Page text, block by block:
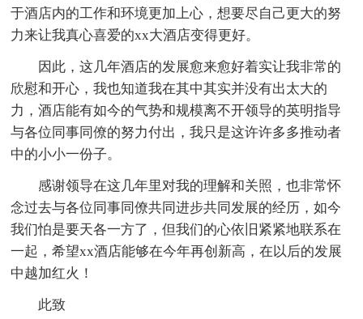
于酒店内的工作和环境更加上心，想要尽自己更大的努
力来让我真心喜爱的xx大酒店变得更好。
因此，这几年酒店的发展愈来愈好着实让我非常的
欣慰和开心，我也知道我在其中其实并没有出太大的
力，酒店能有如今的气势和规模离不开领导的英明指导
与各位同事同僚的努力付出，我只是这许许多多推动者
中的小小一份子。
感谢领导在这几年里对我的理解和关照，也非常怀
念过去与各位同事同僚共同进步共同发展的经历，如今
我们怕是要天各一方了，但我们的心依旧紧紧地联系在
一起，希望xx酒店能够在今年再创新高，在以后的发展
中越加红火！
此致